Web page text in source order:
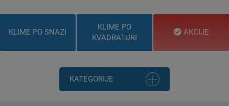
KLIME PO SNAZI
KLIME PO
KVADRATURI
AKCIJE
KATEGORIJE